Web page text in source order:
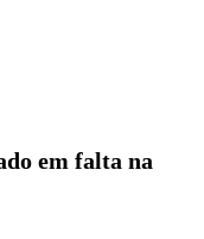
em falta na